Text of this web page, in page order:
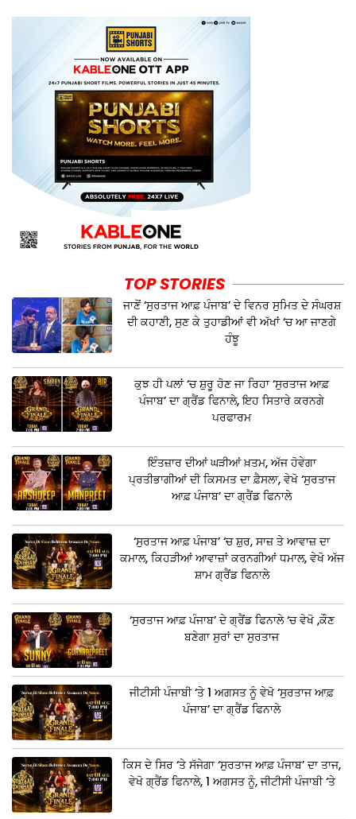
TOP STORIES
ਜਾਣੋਂ ‘ਸੁਰਤਾਜ ਆਫ਼ ਪੰਜਾਬ’ ਦੇ ਵਿਨਰ ਸੁਮਿਤ ਦੇ ਸੰਘਰਸ਼
ਦੀ ਕਹਾਣੀ, ਸੁਣ ਕੇ ਤੁਹਾਡੀਆਂ ਵੀ ਅੱਖਾਂ ‘ਚ ਆ ਜਾਣਗੇ
ਹੰਝੂ
ਕੁਝ ਹੀ ਪਲਾਂ ‘ਚ ਸ਼ੁਰੂ ਹੋਣ ਜਾ ਰਿਹਾ ‘ਸੁਰਤਾਜ ਆਫ਼
ਪੰਜਾਬ’ ਦਾ ਗ੍ਰੈਂਡ ਫਿਨਾਲੇ, ਇਹ ਸਿਤਾਰੇ ਕਰਨਗੇ
ਪਰਫਾਰਮ
ਇੰਤਜ਼ਾਰ ਦੀਆਂ ਘੜੀਆਂ ਖ਼ਤਮ, ਅੱਜ ਹੋਵੇਗਾ
ਪ੍ਰਤੀਭਾਗੀਆਂ ਦੀ ਕਿਸਮਤ ਦਾ ਫ਼ੈਸਲਾ, ਵੇਖੋ ‘ਸੁਰਤਾਜ
ਆਫ਼ ਪੰਜਾਬ’ ਦਾ ਗ੍ਰੈਂਡ ਫਿਨਾਲੇ
‘ਸੁਰਤਾਜ ਆਫ਼ ਪੰਜਾਬ’ ‘ਚ ਸ਼ੁਰ, ਸਾਜ਼ ਤੇ ਆਵਾਜ਼ ਦਾ
ਕਮਾਲ, ਕਿਹੜੀਆਂ ਆਵਾਜ਼ਾਂ ਕਰਨਗੀਆਂ ਧਮਾਲ, ਵੇਖੋ ਅੱਜ
ਸ਼ਾਮ ਗ੍ਰੈਂਡ ਫਿਨਾਲੇ
‘ਸੁਰਤਾਜ ਆਫ਼ ਪੰਜਾਬ’ ਦੇ ਗ੍ਰੈਂਡ ਫਿਨਾਲੇ ‘ਚ ਵੇਖੋ ,ਕੌਣ
ਬਣੇਗਾ ਸੁਰਾਂ ਦਾ ਸੁਰਤਾਜ
ਜੀਟੀਸੀ ਪੰਜਾਬੀ ‘ਤੇ 1 ਅਗਸਤ ਨੂੰ ਵੇਖੋ ‘ਸੁਰਤਾਜ ਆਫ਼
ਪੰਜਾਬ’ ਦਾ ਗ੍ਰੈਂਡ ਫਿਨਾਲੇ
ਕਿਸ ਦੇ ਸਿਰ ‘ਤੇ ਸੱਜੇਗਾ ‘ਸੁਰਤਾਜ ਆਫ਼ ਪੰਜਾਬ’ ਦਾ ਤਾਜ,
ਵੇਖੋ ਗ੍ਰੈਂਡ ਫਿਨਾਲੇ, 1 ਅਗਸਤ ਨੂੰ, ਜੀਟੀਸੀ ਪੰਜਾਬੀ ‘ਤੇ